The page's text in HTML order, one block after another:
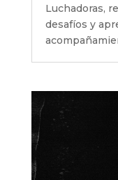
Luchadoras,
desafíos y